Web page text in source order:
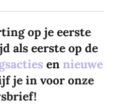
op je eerste
als eerste op de
en nieuwe
je in voor onze